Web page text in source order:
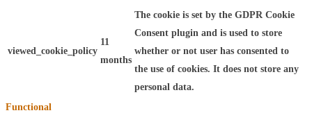
viewed_cookie_policy
11
months
The cookie is set by the GDPR Cookie
Consent plugin and is used to store
whether or not user has consented to
the use of cookies. It does not store any
personal data.
Functional